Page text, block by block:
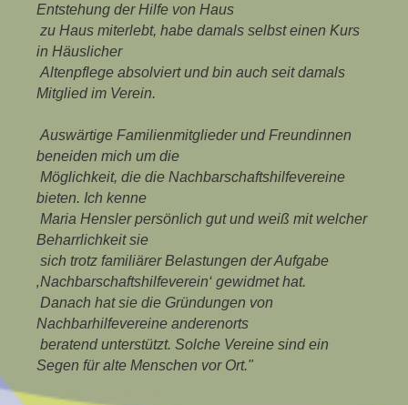
Entstehung der Hilfe von Haus
zu Haus miterlebt, habe damals selbst einen Kurs
in Häuslicher
Altenpflege absolviert und bin auch seit damals
Mitglied im Verein.
Auswärtige Familienmitglieder und Freundinnen
beneiden mich um die
Möglichkeit, die die Nachbarschaftshilfevereine
bieten. Ich kenne
Maria Hensler persönlich gut und weiß mit welcher
Beharrlichkeit sie
sich trotz familiärer Belastungen der Aufgabe
‚Nachbarschaftshilfeverein‘ gewidmet hat.
Danach hat sie die Gründungen von
Nachbarhilfevereine anderenorts
beratend unterstützt. Solche Vereine sind ein
Segen für alte Menschen vor Ort."